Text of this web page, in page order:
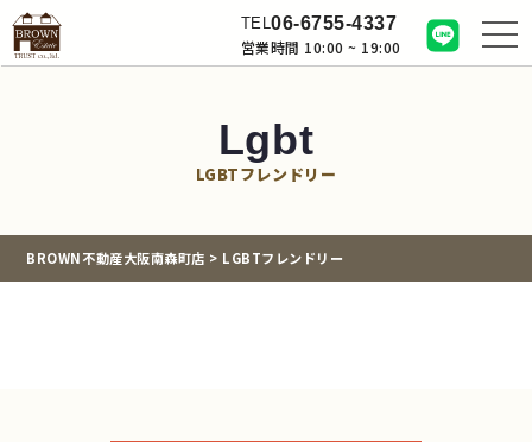
TEL06-6755-4337
営業時間 10:00 ~ 19:00
Lgbt
LGBTフレンドリー
BROWN不動産大阪南森町店 > LGBTフレンドリー